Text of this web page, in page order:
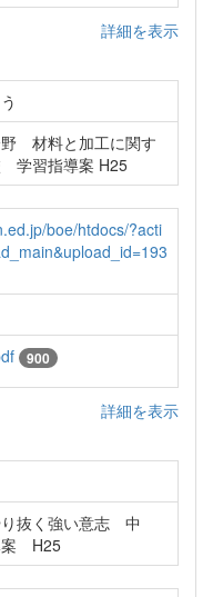
詳細を表示
材料と加工に関す
習指導案 H25
boe/htdocs/?acti
900
詳細を表示
抜く強い意志 中
H25